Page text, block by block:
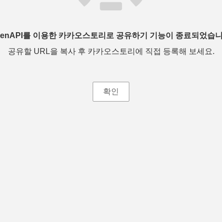
를 이용한 카카오스토리로 공유하기 기능이 종료되었습
공유할 URL을 복사 후 카카오스토리에 직접 등록해 보세요.
확인